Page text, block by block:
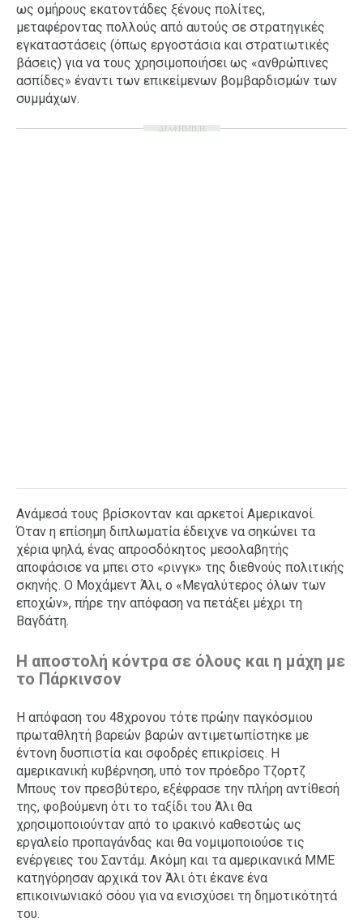
Σχέσεις
AGENDA
Agenda
Επιλογές
ως ομήρους εκατοντάδες ξένους πολίτες,
μεταφέροντας πολλούς από αυτούς σε στρατηγικές
εγκαταστάσεις (όπως εργοστάσια και στρατιωτικές
βάσεις) για να τους χρησιμοποιήσει ως «ανθρώπινες
ασπίδες» έναντι των επικείμενων βομβαρδισμών των
συμμάχων.
ΔΙΑΦΗΜΙΣΗ
Ανάμεσά τους βρίσκονταν και αρκετοί Αμερικανοί.
Όταν η επίσημη διπλωματία έδειχνε να σηκώνει τα
χέρια ψηλά, ένας απροσδόκητος μεσολαβητής
αποφάσισε να μπει στο «ρινγκ» της διεθνούς πολιτικής
σκηνής. Ο Μοχάμεντ Άλι, ο «Μεγαλύτερος όλων των
εποχών», πήρε την απόφαση να πετάξει μέχρι τη
Βαγδάτη.
Η αποστολή κόντρα σε όλους και η μάχη με
το Πάρκινσον
Η απόφαση του 48χρονου τότε πρώην παγκόσμιου
πρωταθλητή βαρεών βαρών αντιμετωπίστηκε με
έντονη δυσπιστία και σφοδρές επικρίσεις. Η
αμερικανική κυβέρνηση, υπό τον πρόεδρο Τζορτζ
Μπους τον πρεσβύτερο, εξέφρασε την πλήρη αντίθεσή
της, φοβούμενη ότι το ταξίδι του Άλι θα
χρησιμοποιούνταν από το ιρακινό καθεστώς ως
εργαλείο προπαγάνδας και θα νομιμοποιούσε τις
ενέργειες του Σαντάμ. Ακόμη και τα αμερικανικά ΜΜΕ
κατηγόρησαν αρχικά τον Άλι ότι έκανε ένα
επικοινωνιακό σόου για να ενισχύσει τη δημοτικότητά
του.